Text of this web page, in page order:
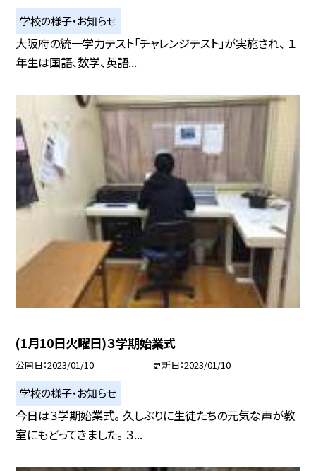
学校の様子・お知らせ
大阪府の統一学力テスト「チャレンジテスト」が実施され、 １
年生は国語、数学、英語...
(1月10日火曜日)３学期始業式
公開日 2023/01/10 更新日 2023/01/10
学校の様子・お知らせ
今日は３学期始業式。 久しぶりに生徒たちの元気な声が教
室にもどってきました。 ３...